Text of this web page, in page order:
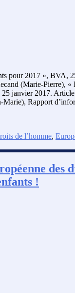
pour 2017 », BVA,
(Marie-Pierre), «
janvier 2017.
Rapport
de l’homme,
des
!